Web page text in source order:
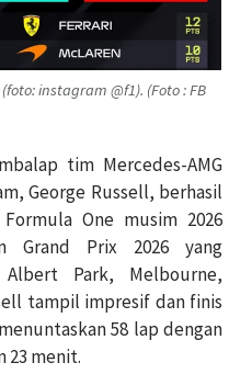
instagram @f1). (Foto : FB
tim Mercedes-AMG
George Russell, berhasil
One musim 2026
Grand Prix 2026 yang
Park, Melbourne,
tampil impresif dan finis
58 lap dengan
23 menit.